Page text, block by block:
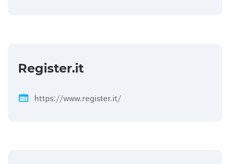
Register.it
web https://www.register.it/